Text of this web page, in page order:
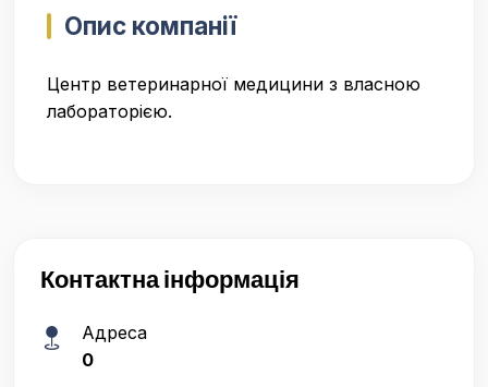
Опис компанії
Центр ветеринарної медицини з власною
лабораторією.
Контактна інформація
Адреса
0